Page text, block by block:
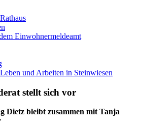
Einwohnermeldeamt
und Arbeiten in Steinwiesen
stellt sich vor
Dietz bleibt zusammen mit Tanja